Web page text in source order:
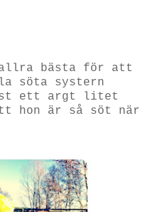
bästa för att
söta systern
ett argt litet
hon är så söt när